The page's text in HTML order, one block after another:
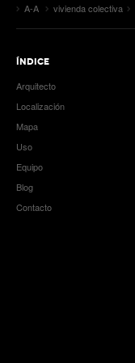
A-A vivienda colectiva
ÍNDICE
Arquitecto
Localización
Mapa
Uso
Equipo
Blog
Contacto